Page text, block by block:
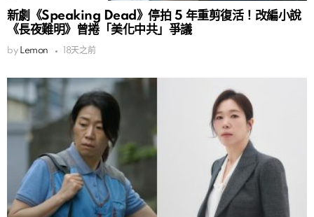
新劇《Speaking Dead》停拍 5 年重剪復活！改編小說
《長夜難明》曾捲「美化中共」爭議
by Lemon 18天之前